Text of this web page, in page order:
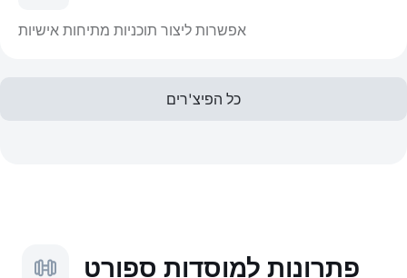
אפשרות ליצור תוכניות מתיחות אישיות
כל הפיצ'רים
פתרונות למוסדות ספורט